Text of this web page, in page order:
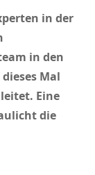
in der
in den
Mal
Eine
die